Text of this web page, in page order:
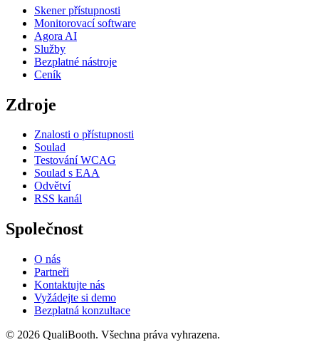
Skener přístupnosti
Monitorovací software
Agora AI
Služby
Bezplatné nástroje
Ceník
Zdroje
Znalosti o přístupnosti
Soulad
Testování WCAG
Soulad s EAA
Odvětví
RSS kanál
Společnost
O nás
Partneři
Kontaktujte nás
Vyžádejte si demo
Bezplatná konzultace
© 2026 QualiBooth. Všechna práva vyhrazena.